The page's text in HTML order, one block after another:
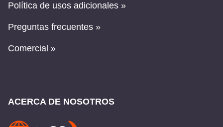
Política de usos adicionales »
Preguntas frecuentes »
Comercial »
ACERCA DE NOSOTROS